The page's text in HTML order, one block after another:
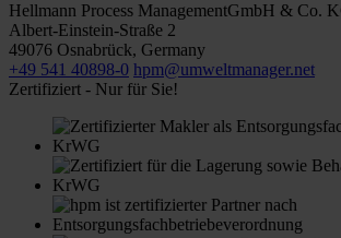
Hellmann Process ManagementGmbH & Co.
Albert-Einstein-Straße 2
49076 Osnabrück, Germany
+49 541 40898-0 hpm@umweltmanager.net
Zertifiziert - Nur für Sie!